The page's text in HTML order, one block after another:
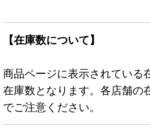
【在庫数について】
商品ページに表示されている
在庫数となります。各店舗の
でご注意ください。